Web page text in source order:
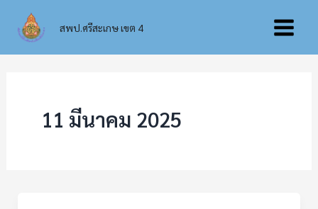
content
สพป.ศรีสะเกษ เขต 4
Main
11 มีนาคม 2025